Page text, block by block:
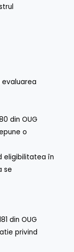
din OUG
o
eligibilitatea în
se
din OUG
privind